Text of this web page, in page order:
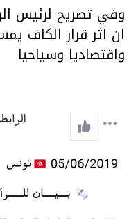
وفي تصريح لرئيس
ان اثر قرار الكاف
واقتصاديا وسياحيا